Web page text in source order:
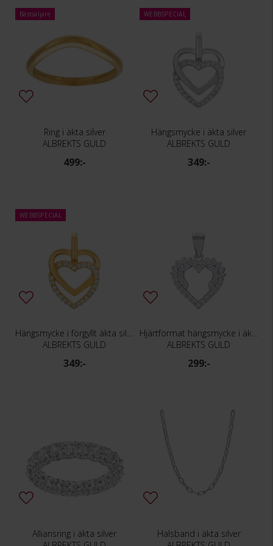
Bästsäljare
Ring i äkta silver
ALBREKTS GULD
499:-
WEBBSPECIAL
Hängsmycke i äkta silver
ALBREKTS GULD
349:-
WEBBSPECIAL
ALBREKTS GULD
349:-
ALBREKTS GULD
299:-
Alliansring i äkta silver
Halsband i äkta silver